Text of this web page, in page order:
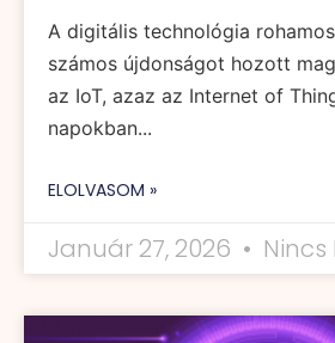
A digitális technológia
számos újdonságot hozott
az IoT, azaz az Internet of
napokban...
ELOLVASOM »
Január 27, 2026 Nincs